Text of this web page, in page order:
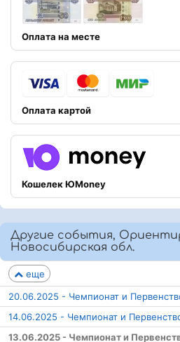
Оплата на месте
Оплата картой
Кошелек ЮMoney
Другие события,
Новосибирская обл.
еще
20.06.2025 - Чемпионат и
14.06.2025 - Чемпионат и
13.06.2025 - Чемпионат и